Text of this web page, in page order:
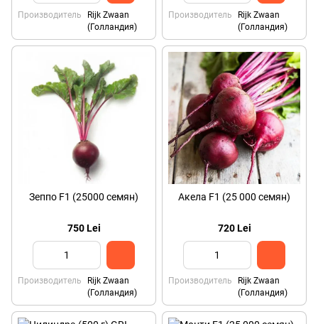
Производитель
Rijk Zwaan
(Голландия)
Производитель
Rijk Zwaan
(Голландия)
Зеппо F1 (25000 семян)
750 Lei
Производитель
Rijk Zwaan
(Голландия)
Акела F1 (25 000 семян)
720 Lei
Производитель
Rijk Zwaan
(Голландия)